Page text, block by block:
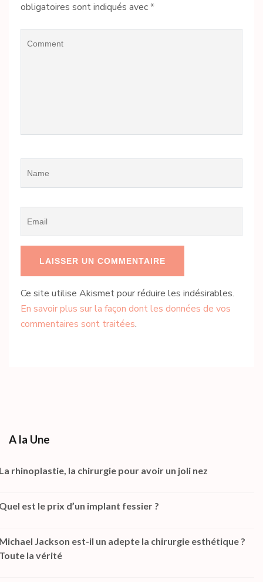
obligatoires sont indiqués avec*
Ce site utilise Akismet pour réduire les indésirables.
En savoir plus sur la façon dont les données de vos
commentaires sont traitées.
A la Une
rhinoplastie, la chirurgie pour avoir un joli nez
est le prix d’un implant fessier ?
Jackson est-il un adepte la chirurgie esthétique ?
la vérité